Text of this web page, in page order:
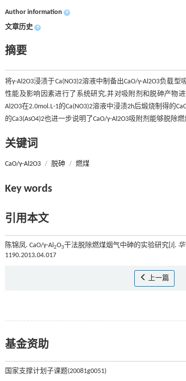
Author information +
文章历史 +
摘要
将γ-Al2O3浸渍于Ca(NO3)2溶液中制备出CaO/γ-Al2O3负
性能及影响因素进行了系统研究,并对吸附剂和脱砷产物
Al2O3在2.0mol.L-1的Ca(NO3)2溶液中浸渍2h后煅烧制得的
的Ca3(AsO4)2也进一步说明了CaO/γ-Al2O3吸附剂能够脱除
关键词
CaO/γ-Al2O3 / 脱砷 / 燃煤
Key words
引用本文
陈锦凤. CaO/γ-Al2O3干法脱除燃煤烟气中砷的实验研究[J].
1190.2013.04.017
上一篇
基金资助
国家支撑计划子课题(20081g0051)